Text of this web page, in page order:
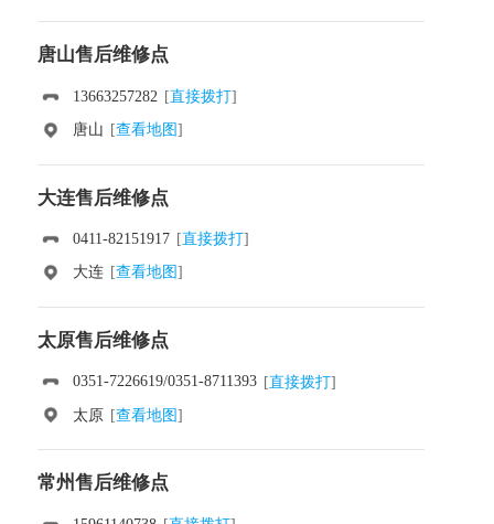
唐山售后维修点
13663257282 [直接拨打]
唐山 [查看地图]
大连售后维修点
0411-82151917 [直接拨打]
大连 [查看地图]
太原售后维修点
0351-7226619/0351-8711393 [直接拨打]
太原 [查看地图]
常州售后维修点